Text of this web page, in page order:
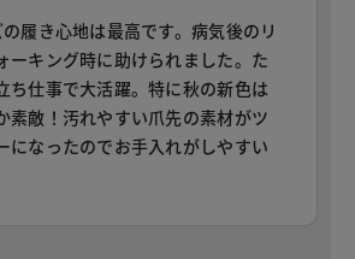
履き心地は最高です。病気後のリ
ーキング時に助けられました。た
ち仕事で大活躍。特に秋の新色は
素敵！汚れやすい爪先の素材がツ
になったのでお手入れがしやすい